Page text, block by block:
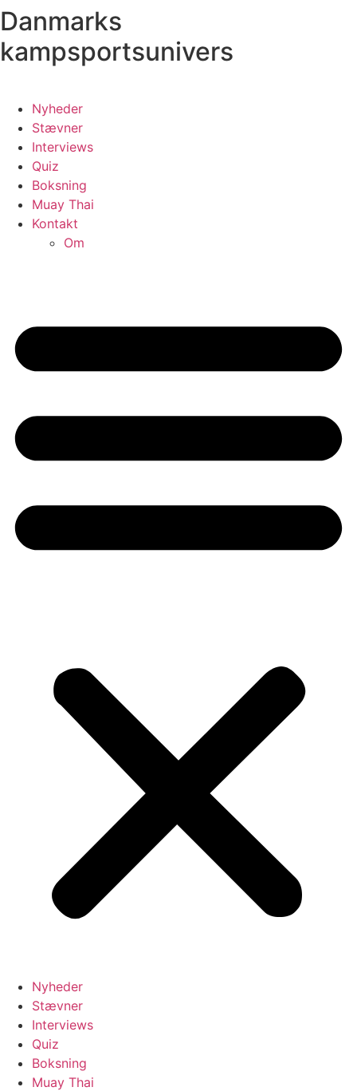
Videre
til
indhold
Danmarks
kampsportsunivers
Nyheder
Stævner
Interviews
Quiz
Boksning
Muay Thai
Kontakt
Om
Nyheder
Stævner
Interviews
Quiz
Boksning
Muay Thai